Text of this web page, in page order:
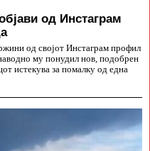
од Инстаграм
од својот Инстаграм профил
му понудил нов, подобрен
истекува за помалку од една